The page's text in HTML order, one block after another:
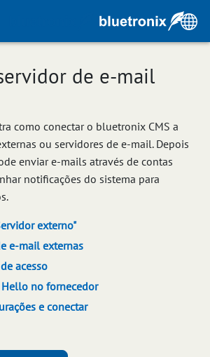
de e-mail
como conectar o bluetronix CMS a
ou servidores de e-mail. Depois
enviar e-mails através de contas
notificações do sistema para
externo"
e-mail externas
acesso
no fornecedor
e conectar